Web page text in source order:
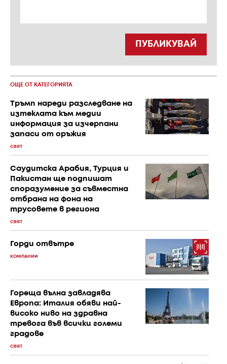
ПУБЛИКУВАЙ
ОЩЕ ОТ КАТЕГОРИЯТА
Тръмп нареди разследване на
изтеклата към медии
информация за изчерпани
запаси от оръжия
СВЯТ
Саудитска Арабия, Турция и
Пакистан ще подпишат
споразумение за съвместна
отбрана на фона на
трусовете в региона
СВЯТ
Горди отвътре
КОМПАНИИ
Гореща вълна завладява
Европа: Италия обяви най-
високо ниво на здравна
тревога във всички големи
градове
СВЯТ